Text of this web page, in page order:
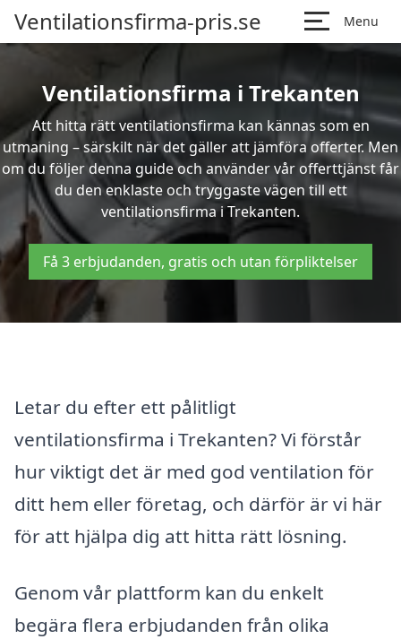
Ventilationsfirma-pris.se Menu
Ventilationsfirma i Trekanten
Att hitta rätt ventilationsfirma kan kännas som en
utmaning – särskilt när det gäller att jämföra offerter. Men
om du följer denna guide och använder vår offerttjänst får
du den enklaste och tryggaste vägen till ett
ventilationsfirma i Trekanten.
Få 3 erbjudanden, gratis och utan förpliktelser
Letar du efter ett pålitligt
ventilationsfirma i Trekanten? Vi förstår
hur viktigt det är med god ventilation för
ditt hem eller företag, och därför är vi här
för att hjälpa dig att hitta rätt lösning.
Genom vår plattform kan du enkelt
begära flera erbjudanden från olika